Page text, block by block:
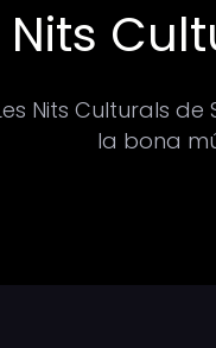
Nits
Nits Culturals
la bona